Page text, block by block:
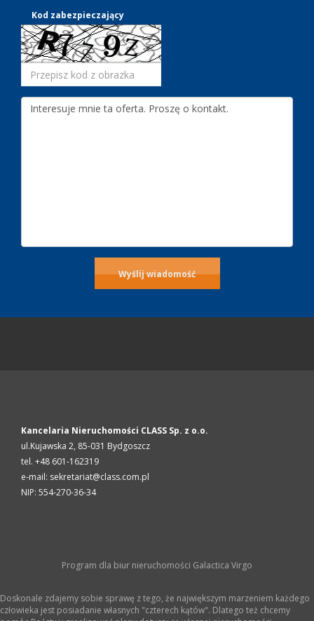
Kod zabezpieczający
Kancelaria Nieruchomości CLASS Sp. z o.o.
ul.Kujawska 2, 85-031 Bydgoszcz
tel. +48 601-162319
e-mail: sekretariat@class.com.pl
NIP: 554-270-36-34
Program dla biur nieruchomości Galactica Virgo
Doskonale zdajemy sobie sprawę z tego, że największym marzeniem każdego
człowieka jest posiadanie własnych "czterech kątów". Dlatego też chcemy